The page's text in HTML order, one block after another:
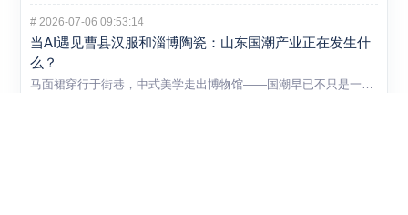
# 2026-07-06 09:53:14
当AI遇见曹县汉服和淄博陶瓷：山东国潮产业正在发生什
么？